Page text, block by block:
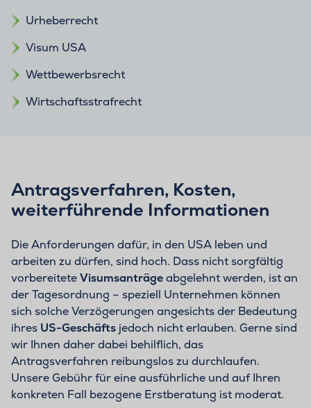
Urheberrecht
Visum USA
Wettbewerbsrecht
Wirtschaftsstrafrecht
Antragsverfahren, Kosten,
weiterführende Informationen
Die Anforderungen dafür, in den USA leben und
arbeiten zu dürfen, sind hoch. Dass nicht sorgfältig
vorbereiteteVisumsanträgeabgelehnt werden, ist an
der Tagesordnung – speziell Unternehmen können
sich solche Verzögerungen angesichts der Bedeutung
ihres US-Geschäfts jedoch nicht erlauben. Gerne sind
wir Ihnen daher dabei behilflich, das
Antragsverfahren reibungslos zu durchlaufen.
Unsere Gebühr für eine ausführliche und auf Ihren
konkreten Fall bezogene Erstberatung ist moderat.